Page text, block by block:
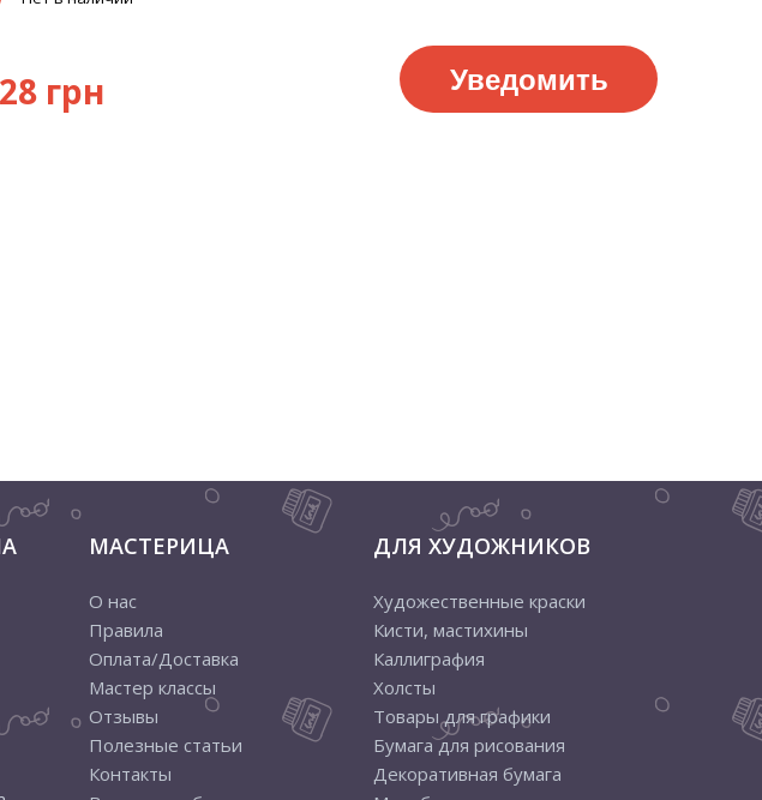
грн Уведомить
МАСТЕРИЦА
О нас
Правила
Оплата/Доставка
Мастер классы
Отзывы
Полезные статьи
Контакты
ДЛЯ ХУДОЖНИКОВ
Художественные краски
Кисти, мастихины
Каллиграфия
Холсты
Товары для графики
Бумага для рисования
Декоративная бумага